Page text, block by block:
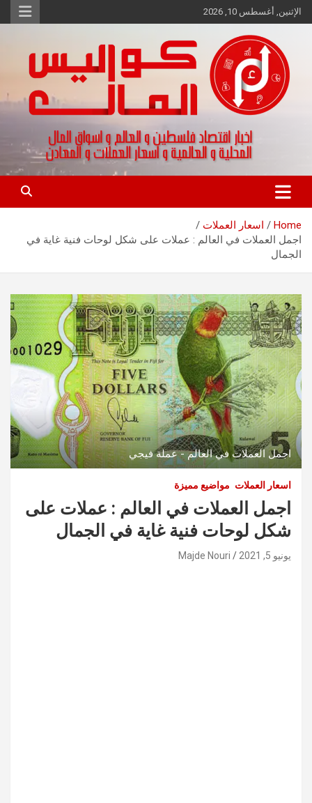
Skip
to
الإثنين, أغسطس 10, 2026
كواليس المال
اخبار اقتصاد فلسطين و العالم و تقارير اسواق المال و العملات
Home
اسعار العملات
اجمل العملات في العالم : عملات على شكل لوحات فنية غاية في
الجمال
اجمل العملات في العالم - عملة فيجي
اسعار العملات مواضيع مميزة
اجمل العملات في العالم : عملات على
شكل لوحات فنية غاية في الجمال
يونيو 5, 2021 Majde Nouri